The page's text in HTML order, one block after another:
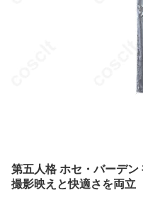
第五人格 ホセ・バーデン
撮影映えと快適さを両立